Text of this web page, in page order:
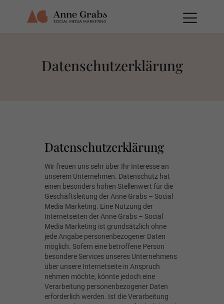
Datenschutzerklärung
Datenschutzerklärung
Wir freuen uns sehr über Ihr Interesse an
unserem Unternehmen. Datenschutz hat
einen besonders hohen Stellenwert für die
Geschäftsleitung der Anne Grabs – Social
Media Marketing. Eine Nutzung der
Internetseiten der Anne Grabs – Social
Media Marketing ist grundsätzlich ohne
jede Angabe personenbezogener Daten
möglich. Sofern eine betroffene Person
besondere Services unseres Unternehmens
über unsere Internetseite in Anspruch
nehmen möchte, könnte jedoch eine
Verarbeitung personenbezogener Daten
erforderlich werden. Ist die Verarbeitung